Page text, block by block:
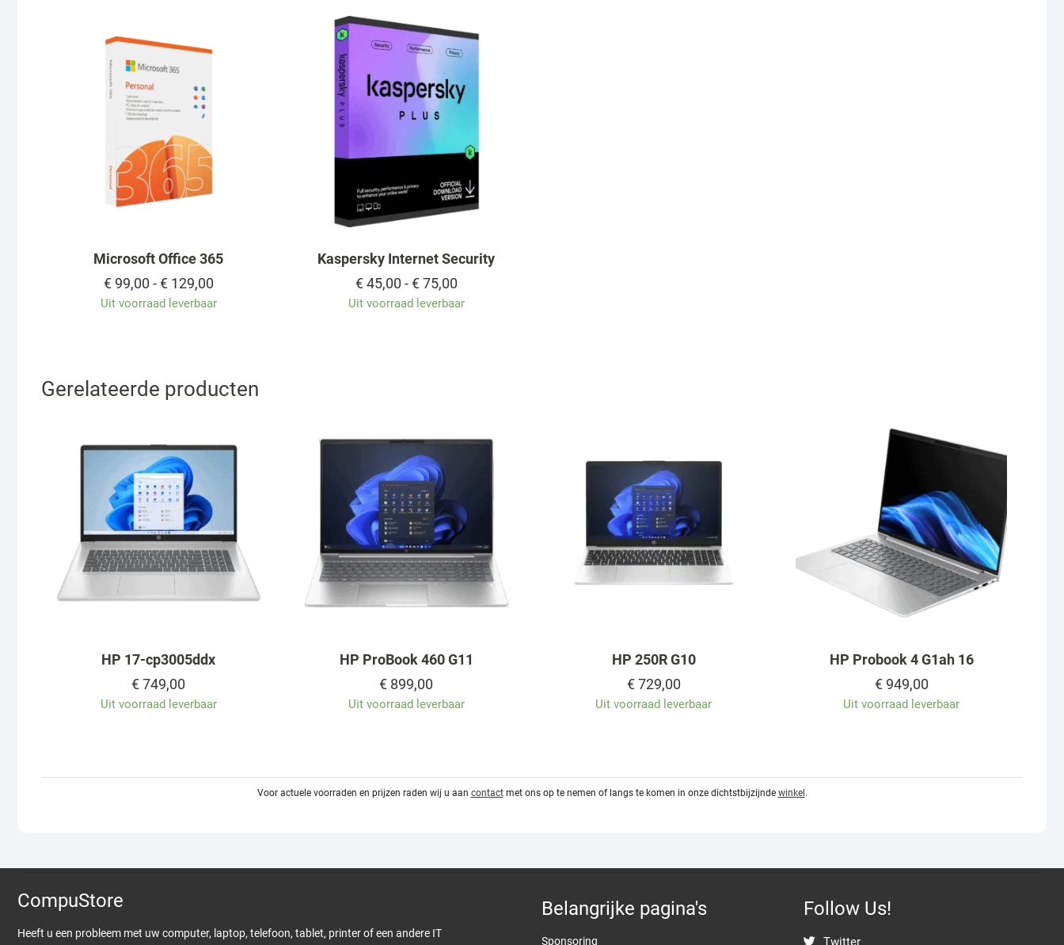
Microsoft Office 365
€99,00 -€129,00Prijsklasse:
tot
Uit voorraad leverbaar
Kaspersky Internet Security
€45,00 - €75,00Prijsklasse:
tot
Uit voorraad leverbaar
Gerelateerde producten
HP 17-cp3005ddx
€749,00
Uit voorraad leverbaar
HP ProBook 460 G11
€ 899,00
Uit voorraad leverbaar
HP 250R G10
€729,00
Uit voorraad leverbaar
HP Probook 4 G1ah 16
€949,00
Uit voorraad leverbaar
Voor actuele voorraden en prijzen raden wij u aan contactmet ons op te nemen of langs te komen in onze dichtstbijzijnde winkel .
CompuStore
Heeft u een probleem met uw computer, laptop, telefoon, tablet, printer of een andere IT
Belangrijke pagina's
Sponsoring
Follow Us!
Twitter